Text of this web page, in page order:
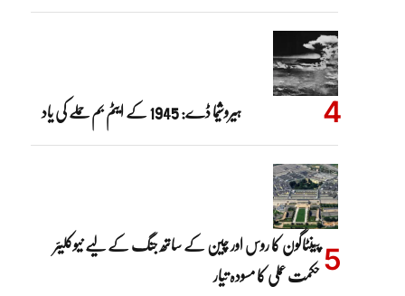
ہیروشیما ڈے: 1945 کے ایٹم بم حملے کی یاد
پینٹاگون کا روس اور چین کے ساتھ جنگ کے لیے نیوکلیئر
حکمت عملی کا مسودہ تیار